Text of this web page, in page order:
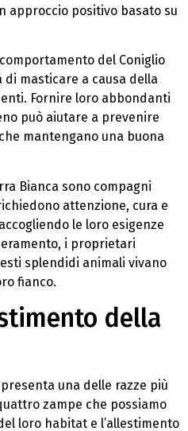
approccio positivo basato su
del Coniglio
di masticare a causa della
Fornire loro abbondanti
può aiutare a prevenire
mantengano una buona
Bianca sono compagni
attenzione, cura e
le loro esigenze
i proprietari
splendidi animali vivano
fianco.
della
una delle razze più
zampe che possiamo
loro habitat e l’allestimento